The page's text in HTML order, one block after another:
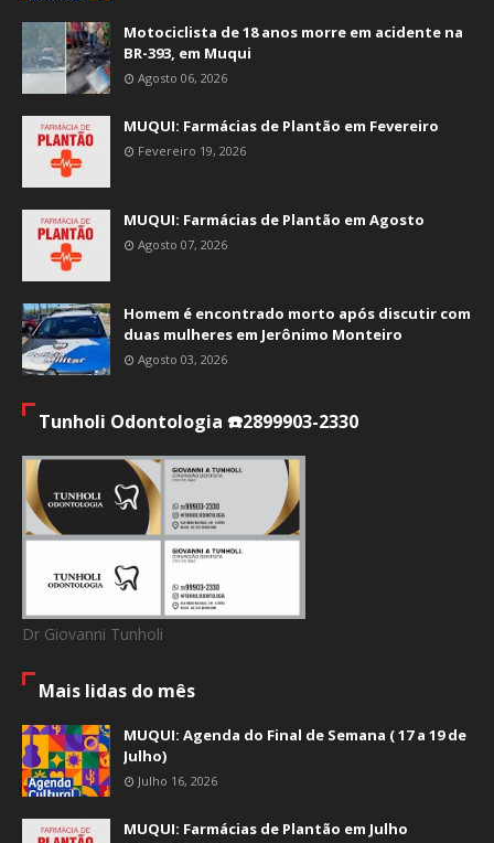
Motociclista de 18 anos morre em acidente na
BR-393, em Muqui
Agosto 06, 2026
MUQUI: Farmácias de Plantão em Fevereiro
Fevereiro 19, 2026
MUQUI: Farmácias de Plantão em Agosto
Agosto 07, 2026
Homem é encontrado morto após discutir com
duas mulheres em Jerônimo Monteiro
Agosto 03, 2026
Tunholi Odontologia ☎️2899903-2330
Dr Giovanni Tunholi
Mais lidas do mês
MUQUI: Agenda do Final de Semana ( 17 a 19 de
Julho)
Julho 16, 2026
MUQUI: Farmácias de Plantão em Julho